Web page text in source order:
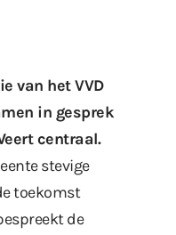
van het VVD
in gesprek
centraal.
stevige
toekomst
de